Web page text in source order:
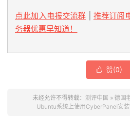
点此加入电报交流群
推荐订阅
务器优惠早知道！
 赞(0)
未经允许不得转载： 测评中国 » 德国
Ubuntu系统上使用Cyber​​Panel安